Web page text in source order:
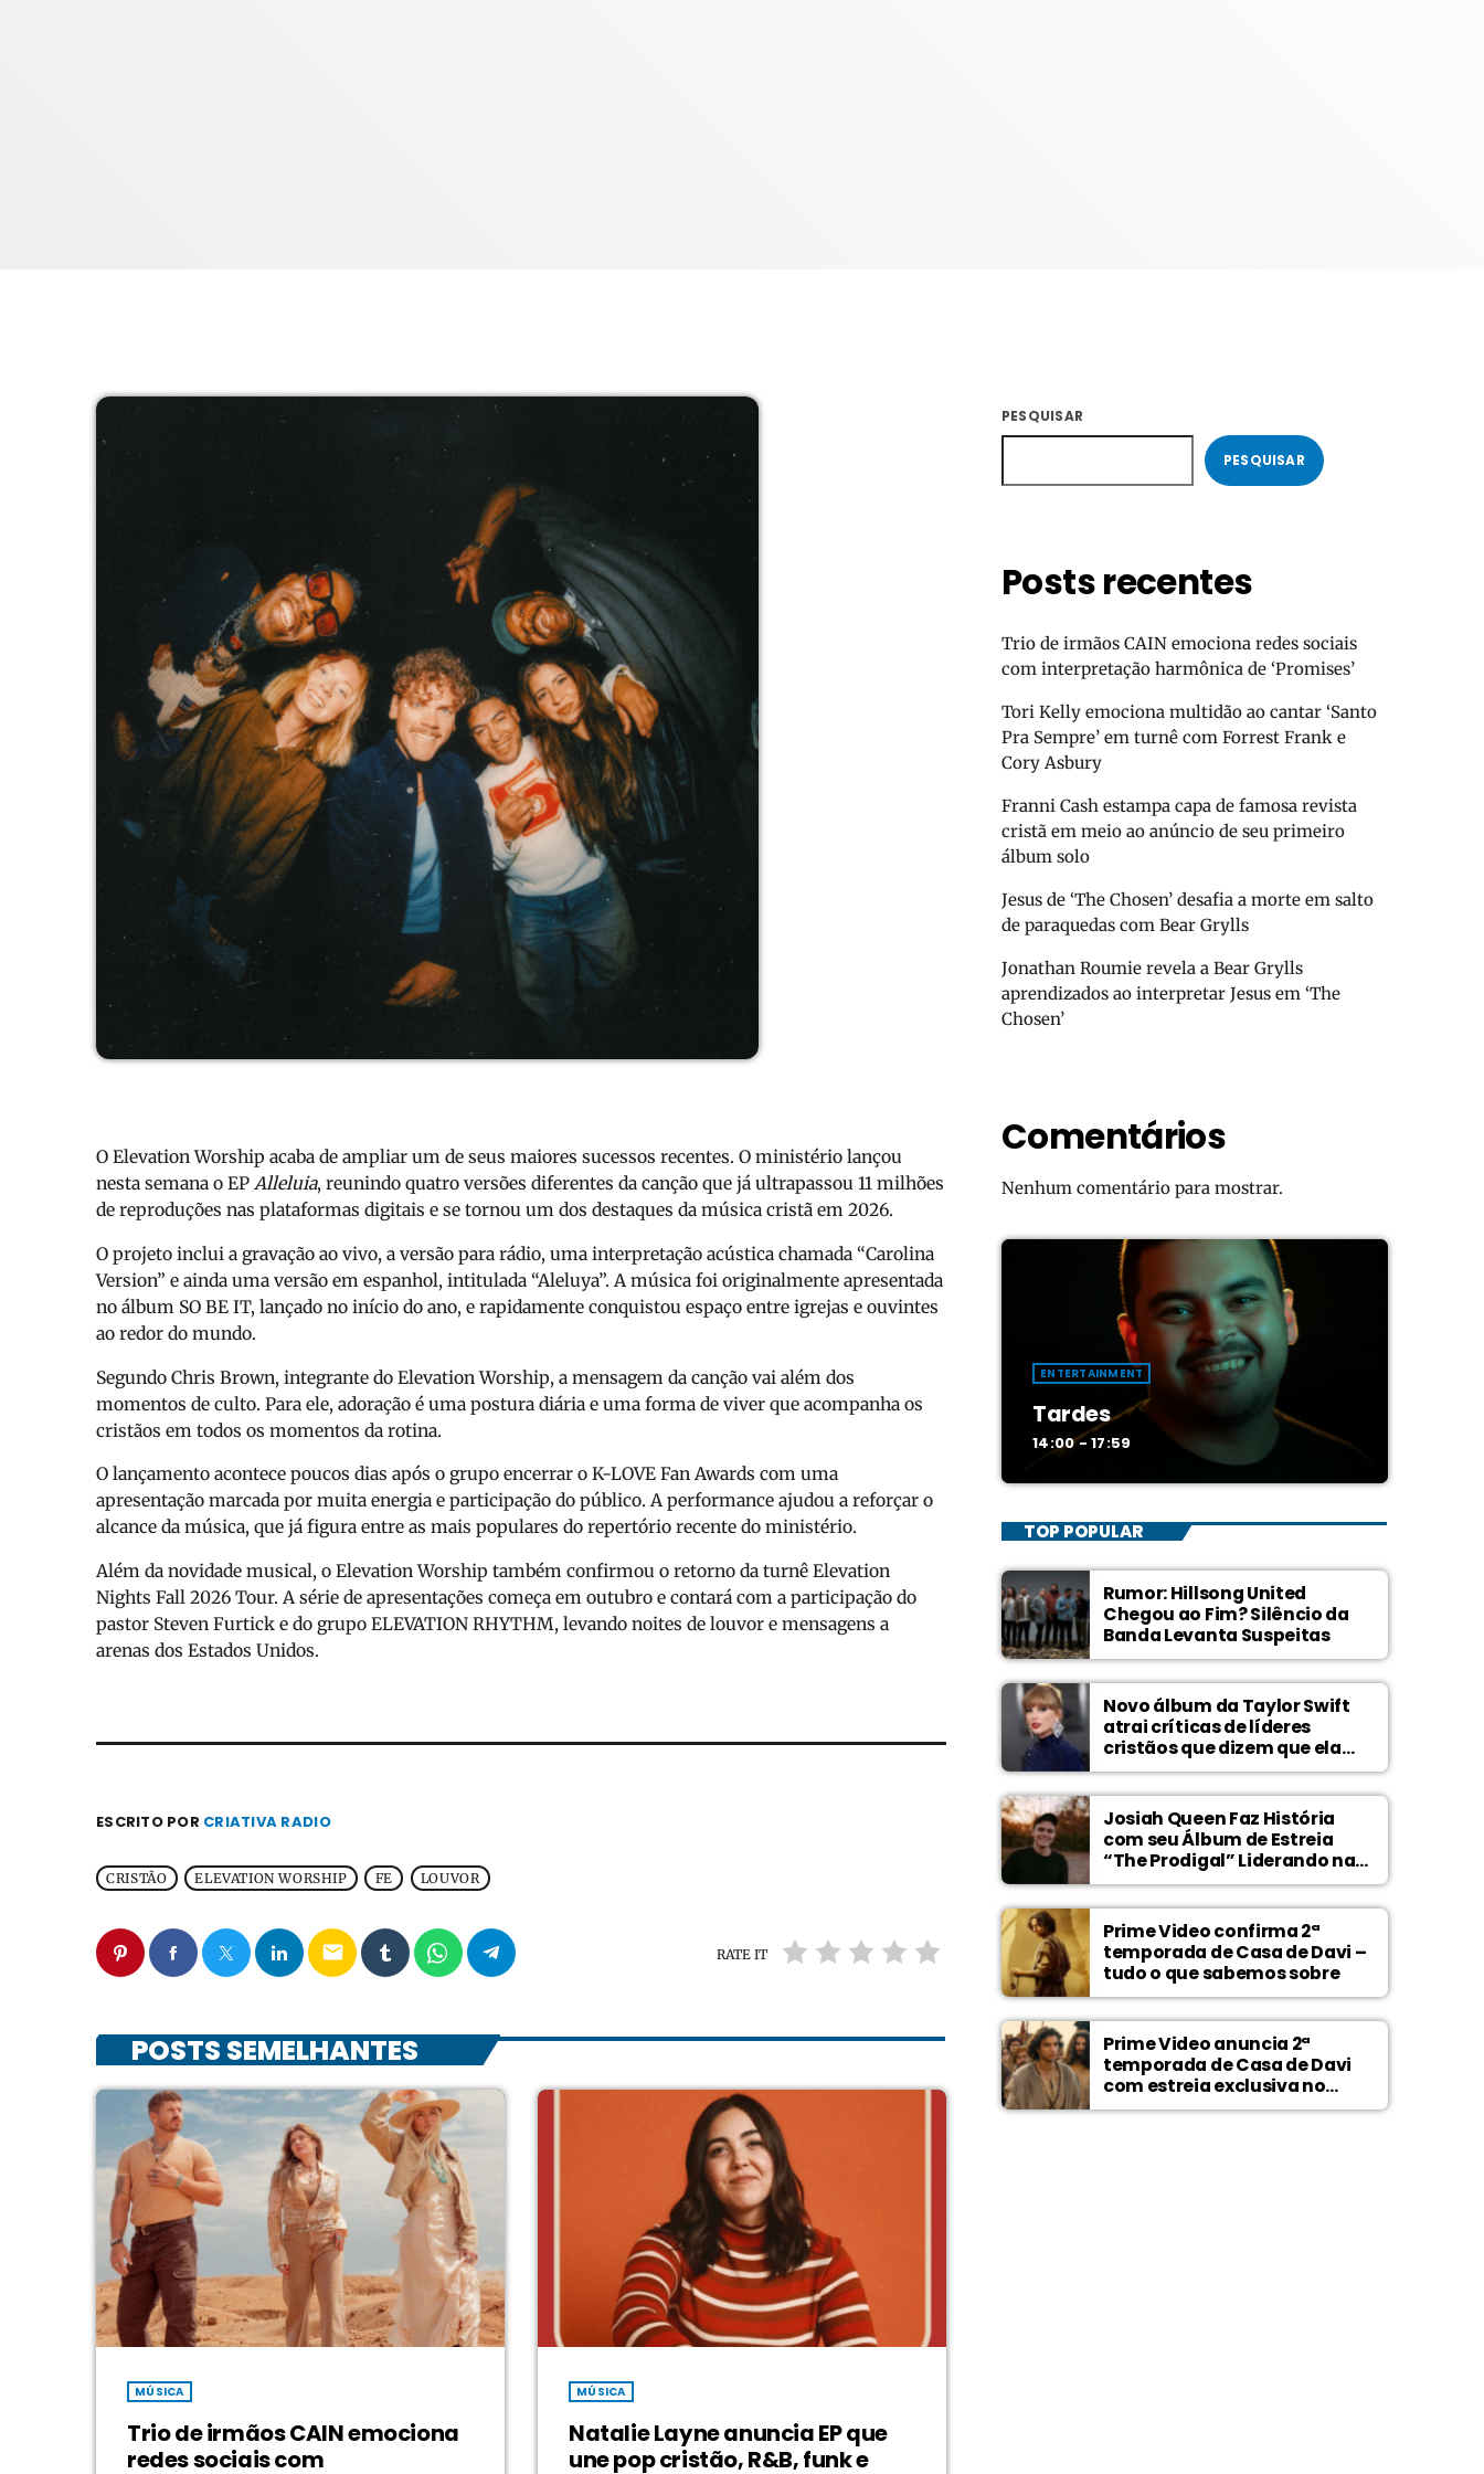
O Elevation Worship acaba de ampliar um de seus maiores sucessos recentes. O ministério lançou
nesta semana o EP Alleluia, reunindo quatro versões diferentes da canção que já ultrapassou 11 milhões
de reproduções nas plataformas digitais e se tornou um dos destaques da música cristã em 2026.
O projeto inclui a gravação ao vivo, a versão para rádio, uma interpretação acústica chamada “Carolina
Version” e ainda uma versão em espanhol, intitulada “Aleluya”. A música foi originalmente apresentada
no álbum SO BE IT, lançado no início do ano, e rapidamente conquistou espaço entre igrejas e ouvintes
ao redor do mundo.
Segundo Chris Brown, integrante do Elevation Worship, a mensagem da canção vai além dos
momentos de culto. Para ele, adoração é uma postura diária e uma forma de viver que acompanha os
cristãos em todos os momentos da rotina.
O lançamento acontece poucos dias após o grupo encerrar o K-LOVE Fan Awards com uma
apresentação marcada por muita energia e participação do público. A performance ajudou a reforçar o
alcance da música, que já figura entre as mais populares do repertório recente do ministério.
Além da novidade musical, o Elevation Worship também confirmou o retorno da turnê Elevation
Nights Fall 2026 Tour. A série de apresentações começa em outubro e contará com a participação do
pastor Steven Furtick e do grupo ELEVATION RHYTHM, levando noites de louvor e mensagens a
arenas dos Estados Unidos.
ESCRITO POR CRIATIVA RADIO
CRISTÃO ELEVATION WORSHIP FE LOUVOR
email RATE IT
POSTS SEMELHANTES
MÚSICA
Trio de irmãos CAIN emociona
redes sociais com
MÚSICA
Natalie Layne anuncia EP que
une pop cristão, R&B, funk e
PESQUISAR
PESQUISAR
Posts recentes
Trio de irmãos CAIN emociona redes sociais
com interpretação harmônica de ‘Promises’
Tori Kelly emociona multidão ao cantar ‘Santo
Pra Sempre’ em turnê com Forrest Frank e
Cory Asbury
Franni Cash estampa capa de famosa revista
cristã em meio ao anúncio de seu primeiro
álbum solo
Jesus de ‘The Chosen’ desafia a morte em salto
de paraquedas com Bear Grylls
Jonathan Roumie revela a Bear Grylls
aprendizados ao interpretar Jesus em ‘The
Chosen’
Comentários
Nenhum comentário para mostrar.
ENTERTAINMENT
Tardes
14:00 - 17:59
TOP POPULAR
Rumor: Hillsong United
Chegou ao Fim? Silêncio da
Banda Levanta Suspeitas
Novo álbum da Taylor Swift
atrai críticas de líderes
cristãos que dizem que ela
zomba de Deus
Josiah Queen Faz História
com seu Álbum de Estreia
“The Prodigal” Liderando na
Billboard
Prime Video confirma 2ª
temporada de Casa de Davi –
tudo o que sabemos sobre
Prime Video anuncia 2ª
temporada de Casa de Davi
com estreia exclusiva no
Wonder Project